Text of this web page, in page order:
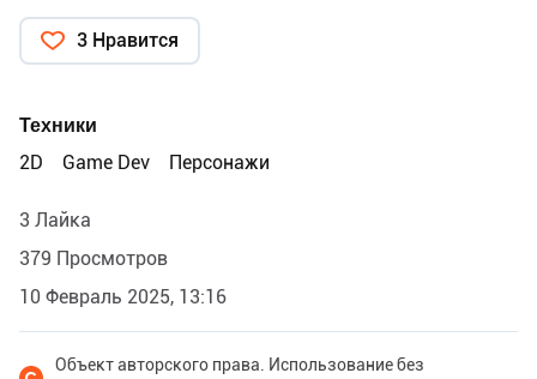
3 Нравится
Техники
2D
Game Dev Персонажи
3 Лайка
379 Просмотров
10 Февраль 2025, 13:16
Объект авторского права. Использование без